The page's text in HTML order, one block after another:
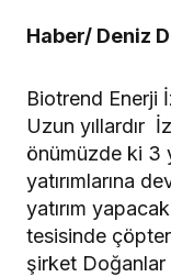
Haber/ Deniz
Biotrend Enerji
Uzun yıllardır
önümüzde ki 3
yatırımlarına
yatırım
tesisinde
şirket Doğanlar